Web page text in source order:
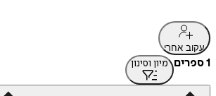
עקוב אחרי
1 ספרים מיון וסינון